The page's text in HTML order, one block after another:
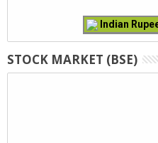
Indian
STOCK MARKET (BSE)